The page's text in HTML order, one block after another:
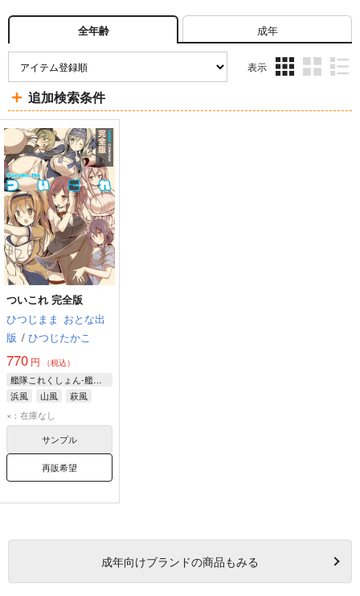
全年齢 成年
表示
ム
ム
ム
追加検索条件
ついこれ 完全版
ひつじまま おとな出
版 / ひつじたかこ
770 円 （税込）
艦隊これくしょん-艦これ-
浜風
山風
萩風
×：在庫なし
サンプル
再販希望
成年向けブランドの商品もみる